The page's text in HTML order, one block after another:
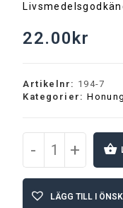
22.00 kr
Artikelnr: 194-7
Kategorier:
- +
LÄGG TILL I